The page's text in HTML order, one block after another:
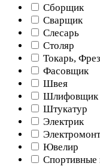
Сборщик
Сварщик
Слесарь
Столяр
Токарь,
Фасовщик
Швея
Шлифовщик
Штукатур
Электрик
Ювелир
Спортивные